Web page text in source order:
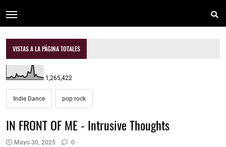
VISTAS A LA PÁGINA TOTALES
1,265,422
Indie Dance pop rock
IN FRONT OF ME - Intrusive Thoughts
Mayo 30, 2025 0